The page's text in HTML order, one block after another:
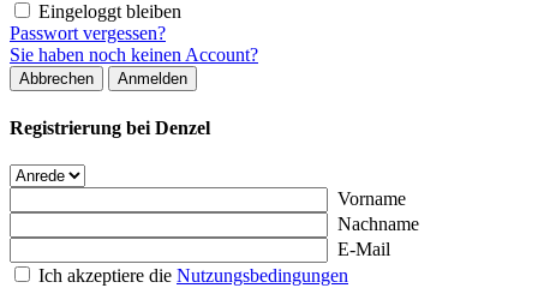
Eingeloggt bleiben
Passwort vergessen?
Sie haben noch keinen Account?
Abbrechen Anmelden
Registrierung bei Denzel
Vorname
Nachname
E-Mail
Ich akzeptiere die Nutzungsbedingungen